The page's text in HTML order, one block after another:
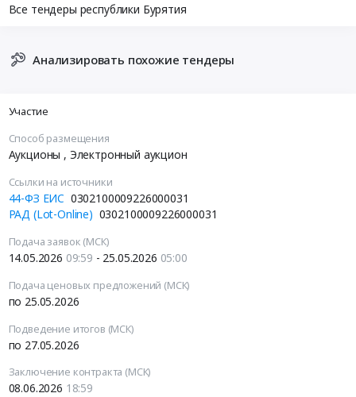
Все тендеры республики Бурятия
Анализировать похожие тендеры
Участие
Способ размещения
Аукционы , Электронный аукцион
Ссылки на источники
44-ФЗ ЕИС 0302100009226000031
РАД (Lot-Online) 0302100009226000031
Подача заявок (МСК)
14.05.2026 09:59 - 25.05.2026 05:00
Подача ценовых предложений (МСК)
по 25.05.2026
Подведение итогов (МСК)
по 27.05.2026
Заключение контракта (МСК)
08.06.2026 18:59